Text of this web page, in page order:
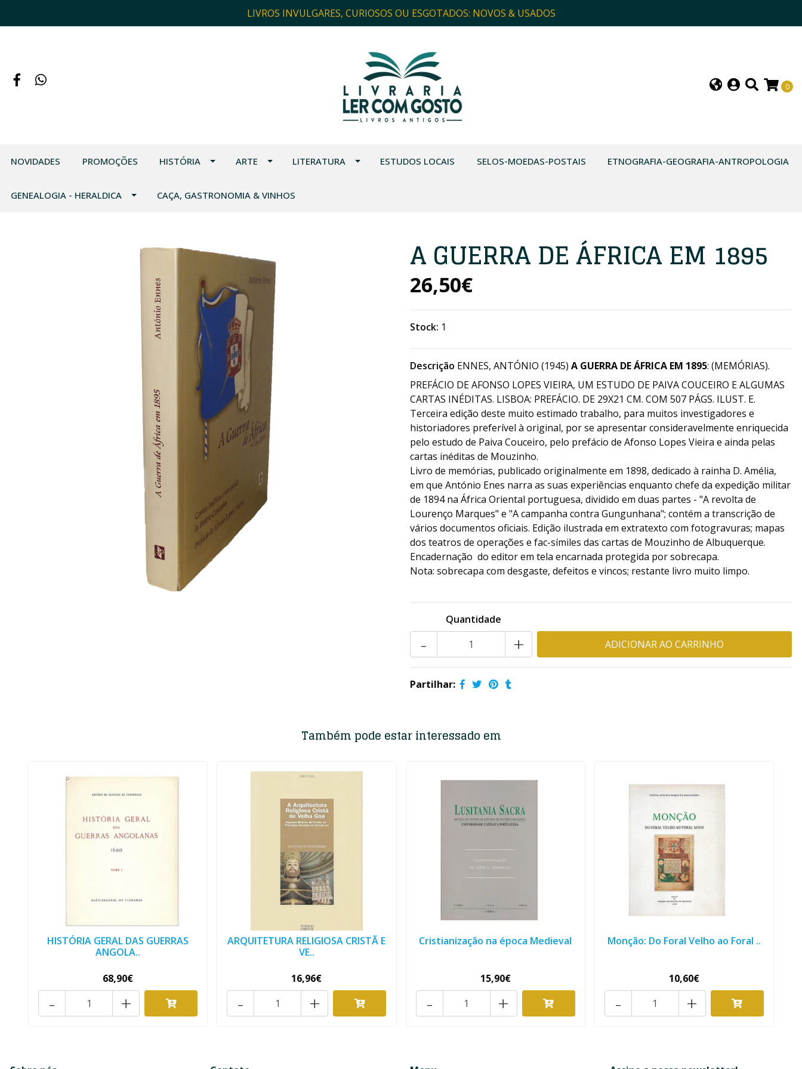
LIVROS INVULGARES, CURIOSOS OU ESGOTADOS: NOVOS & USADOS
0
NOVIDADES PROMOÇÕES HISTÓRIA ARTE LITERATURA ESTUDOS LOCAIS SELOS-MOEDAS-POSTAIS ETNOGRAFIA-GEOGRAFIA-ANTROPOLOGIA
GENEALOGIA - HERALDICA CAÇA, GASTRONOMIA & VINHOS
A GUERRA DE ÁFRICA EM 1895
26,50€
Stock: 1
Descrição ENNES, ANTÓNIO (1945) A GUERRA DE ÁFRICA EM 1895: (MEMÓRIAS).
PREFÁCIO DE AFONSO LOPES VIEIRA, UM ESTUDO DE PAIVA COUCEIRO E ALGUMAS
CARTAS INÉDITAS. LISBOA: PREFÁCIO. DE 29X21 CM. COM 507 PÁGS. ILUST. E.
Terceira edição deste muito estimado trabalho, para muitos investigadores e
historiadores preferível à original, por se apresentar consideravelmente enriquecida
pelo estudo de Paiva Couceiro, pelo prefácio de Afonso Lopes Vieira e ainda pelas
cartas inéditas de Mouzinho.
Livro de memórias, publicado originalmente em 1898, dedicado à rainha D. Amélia,
em que António Enes narra as suas experiências enquanto chefe da expedição militar
de 1894 na África Oriental portuguesa, dividido em duas partes - "A revolta de
Lourenço Marques" e "A campanha contra Gungunhana"; contém a transcrição de
vários documentos oficiais. Edição ilustrada em extratexto com fotogravuras; mapas
dos teatros de operações e fac-símiles das cartas de Mouzinho de Albuquerque.
Encadernação do editor em tela encarnada protegida por sobrecapa.
Nota: sobrecapa com desgaste, defeitos e vincos; restante livro muito limpo.
Quantidade
+
-
Partilhar:
Também pode estar interessado em
HISTÓRIA GERAL DAS GUERRAS
ANGOLA..
68,90€
+
-
ARQUITETURA RELIGIOSA CRISTÃ E
VE..
16,96€
+
-
Cristianização na época Medieval
15,90€
+
-
Monção: Do Foral Velho ao Foral ..
10,60€
+
-